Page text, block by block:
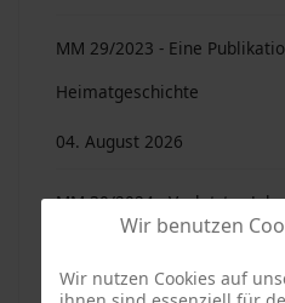
MM 29/2023 - Eine
Heimatgeschichte
04. August 2026
MM 30/2024 - Vorletzter
04. August 2026
Wir benutzen
Wir nutzen Cookies auf